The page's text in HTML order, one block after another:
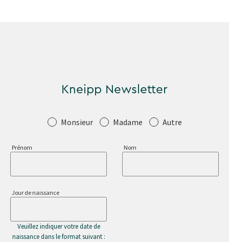
Kneipp Newsletter
SalutationMonsieur Madame Autre
Prénom Nom
Jour de naissance
Veuillez indiquer votre date de
naissance dans le format suivant :